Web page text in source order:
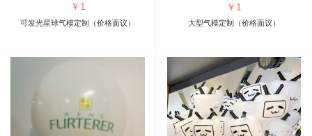
￥ 1
可发光星球气模定制（价格面议）
￥ 1
大型气模定制（价格面议）